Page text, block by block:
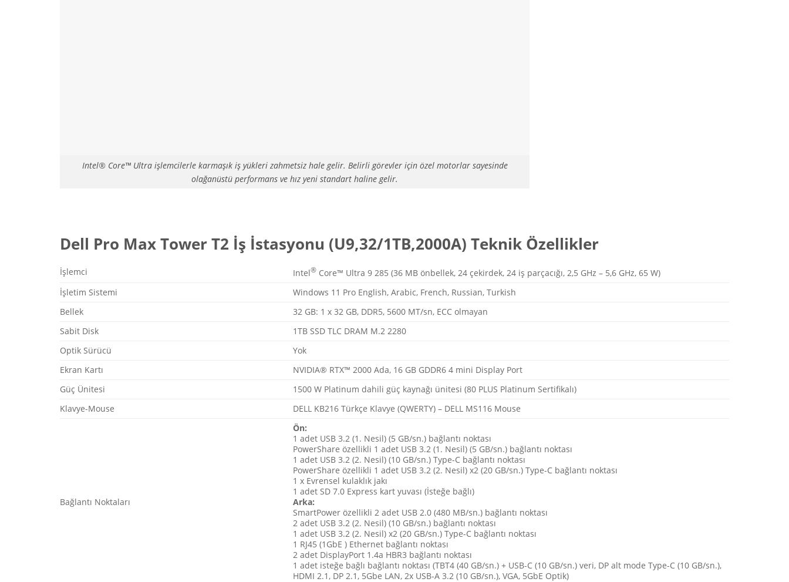
Intel® Core™ Ultra işlemcilerle karmaşık iş yükleri zahmetsiz hale gelir. Belirli görevler için özel motorlar sayesinde
olağanüstü performans ve hız yeni standart haline gelir.
Dell Pro Max Tower T2 İş İstasyonu (U9,32/1TB,2000A) Teknik Özellikler
İşlemci Intel® Core™ Ultra 9 285 (36 MB önbellek, 24 çekirdek, 24 iş parçacığı, 2,5 GHz – 5,6 GHz, 65 W)
İşletim Sistemi
Windows 11 Pro English, Arabic, French, Russian, Turkish
Bellek
32 GB: 1 x 32 GB, DDR5, 5600 MT/sn, ECC olmayan
Sabit Disk
1TB SSD TLC DRAM M.2 2280
Optik Sürücü
Yok
Ekran Kartı
NVIDIA® RTX™ 2000 Ada, 16 GB GDDR6 4 mini Display Port
Güç Ünitesi
1500 W Platinum dahili güç kaynağı ünitesi (80 PLUS Platinum Sertifikalı)
Klavye-Mouse
DELL KB216 Türkçe Klavye (QWERTY) – DELL MS116 Mouse
Bağlantı Noktaları
Ön:
1 adet USB 3.2 (1. Nesil) (5 GB/sn.) bağlantı noktası
PowerShare özellikli 1 adet USB 3.2 (1. Nesil) (5 GB/sn.) bağlantı noktası
1 adet USB 3.2 (2. Nesil) (10 GB/sn.) Type-C bağlantı noktası
PowerShare özellikli 1 adet USB 3.2 (2. Nesil) x2 (20 GB/sn.) Type-C bağlantı noktası
1 x Evrensel kulaklık jakı
1 adet SD 7.0 Express kart yuvası (İsteğe bağlı)
Arka:
SmartPower özellikli 2 adet USB 2.0 (480 MB/sn.) bağlantı noktası
2 adet USB 3.2 (2. Nesil) (10 GB/sn.) bağlantı noktası
1 adet USB 3.2 (2. Nesil) x2 (20 GB/sn.) Type-C bağlantı noktası
1 RJ45 (1GbE ) Ethernet bağlantı noktası
2 adet DisplayPort 1.4a HBR3 bağlantı noktası
1 adet isteğe bağlı bağlantı noktası (TBT4 (40 GB/sn.) + USB-C (10 GB/sn.) veri, DP alt mode Type-C (10 GB/sn.),
HDMI 2.1, DP 2.1, 5Gbe LAN, 2x USB-A 3.2 (10 GB/sn.), VGA, 5GbE Optik)